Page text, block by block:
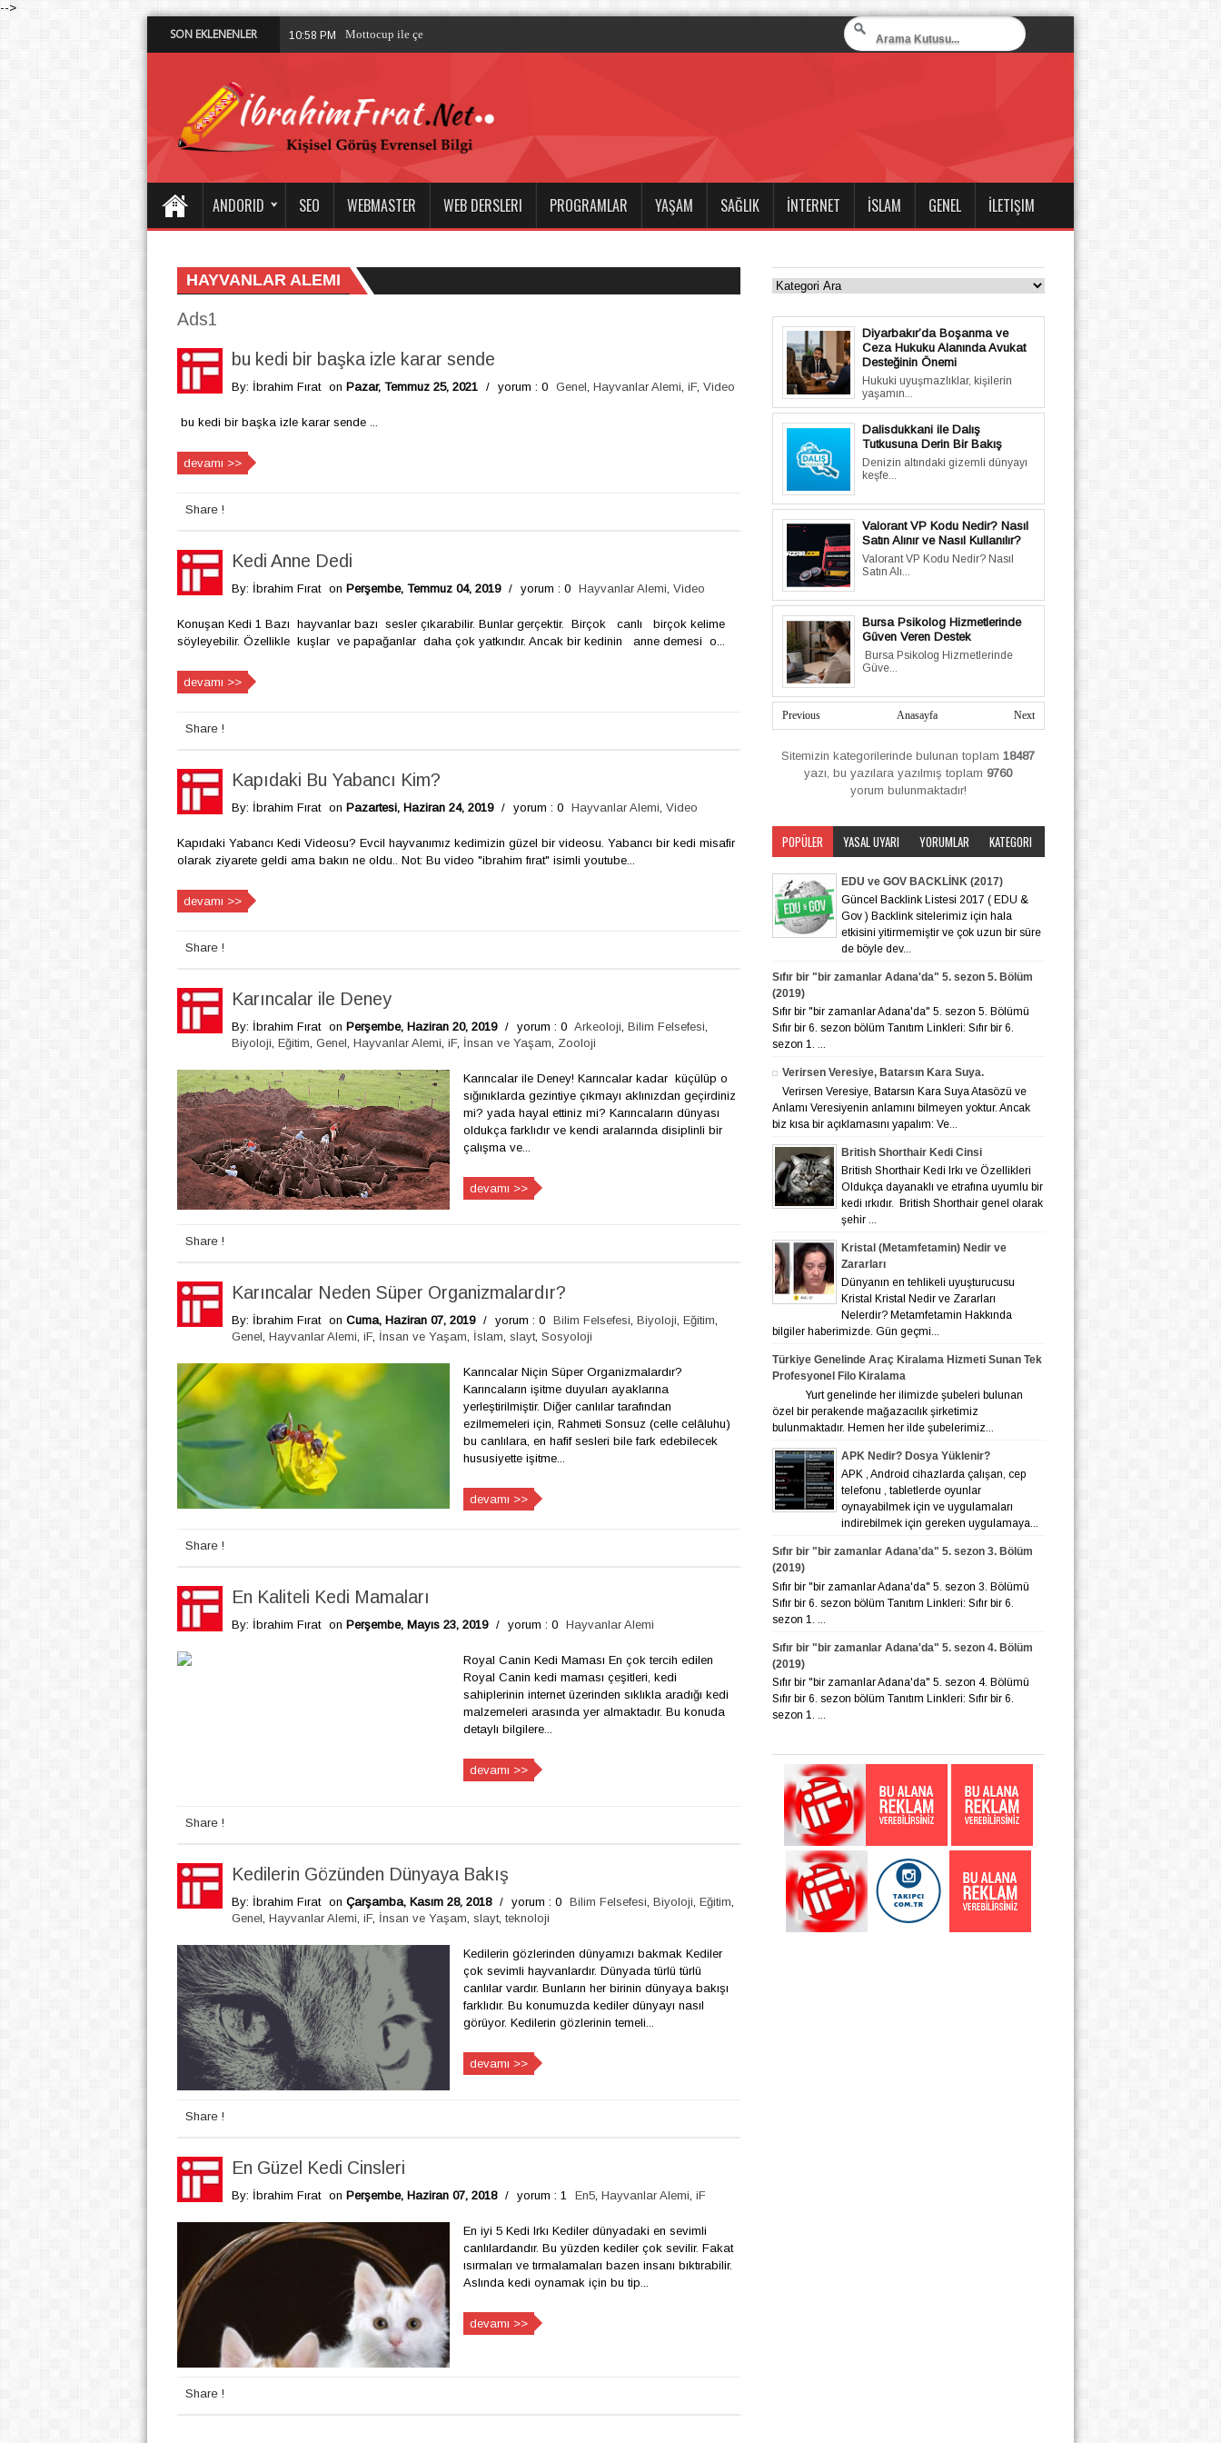
-->
SON EKLENENLER 10:58 PM Mottocup ile çevre dostu ve yenilikçi tek kulla
ANDORID SEO WEBMASTER WEB DERSLERI PROGRAMLAR YAŞAM SAĞLIK İNTERNET İSLAM GENEL İLETIŞIM
HAYVANLAR ALEMI
Ads1
bu kedi bir başka izle karar sende
By: İbrahim Fırat on Pazar, Temmuz 25, 2021 / yorum : 0 Genel Hayvanlar Alemi iF, Video
bu kedi bir başka izle karar sende ...
devamı >>
Share !
Kedi Anne Dedi
By: İbrahim Fırat on Perşembe, Temmuz 04, 2019 / yorum : 0 Hayvanlar Alemi Video
Konuşan Kedi 1 Bazı hayvanlar bazı sesler çıkarabilir. Bunlar gerçektir. Birçok canlı birçok kelime
söyleyebilir. Özellikle kuşlar ve papağanlar daha çok yatkındır. Ancak bir kedinin anne demesi o...
devamı >>
Share !
Kapıdaki Bu Yabancı Kim?
By: İbrahim Fırat on Pazartesi, Haziran 24, 2019 / yorum : 0 Hayvanlar Alemi Video
Kapıdaki Yabancı Kedi Videosu? Evcil hayvanımız kedimizin güzel bir videosu. Yabancı bir kedi misafir
olarak ziyarete geldi ama bakın ne oldu.. Not: Bu video "ibrahim fırat" isimli youtube...
devamı >>
Share !
Karıncalar ile Deney
By: İbrahim Fırat on Perşembe, Haziran 20, 2019 / yorum : 0 Arkeoloji Bilim Felsefesi
Biyoloji Eğitim Genel Hayvanlar Alemi iF, İnsan ve Yaşam Zooloji
Karıncalar ile Deney! Karıncalar kadar küçülüp o
sığınıklarda gezintiye çıkmayı aklınızdan geçirdiniz
mi? yada hayal ettiniz mi? Karıncaların dünyası
oldukça farklıdır ve kendi aralarında disiplinli bir
çalışma ve...
devamı >>
Share !
Karıncalar Neden Süper Organizmalardır?
By: İbrahim Fırat on Cuma, Haziran 07, 2019 / yorum : 0 Bilim Felsefesi Biyoloji Eğitim
Genel Hayvanlar Alemi iF, İnsan ve Yaşam İslam slayt, Sosyoloji
Karıncalar Niçin Süper Organizmalardır?
Karıncaların işitme duyuları ayaklarına
yerleştirilmiştir. Diğer canlılar tarafından
ezilmemeleri için, Rahmeti Sonsuz (celle celâluhu)
bu canlılara, en hafif sesleri bile fark edebilecek
hususiyette işitme...
devamı >>
Share !
En Kaliteli Kedi Mamaları
By: İbrahim Fırat on Perşembe, Mayıs 23, 2019 / yorum : 0 Hayvanlar Alemi
Royal Canin Kedi Maması En çok tercih edilen
Royal Canin kedi maması çeşitleri, kedi
sahiplerinin internet üzerinden sıklıkla aradığı kedi
malzemeleri arasında yer almaktadır. Bu konuda
detaylı bilgilere...
devamı >>
Share !
Kedilerin Gözünden Dünyaya Bakış
By: İbrahim Fırat on Çarşamba, Kasım 28, 2018 / yorum : 0 Bilim Felsefesi Biyoloji Eğitim
Genel Hayvanlar Alemi iF, İnsan ve Yaşam slayt, teknoloji
Kedilerin gözlerinden dünyamızı bakmak Kediler
çok sevimli hayvanlardır. Dünyada türlü türlü
canlılar vardır. Bunların her birinin dünyaya bakışı
farklıdır. Bu konumuzda kediler dünyayı nasıl
görüyor. Kedilerin gözlerinin temeli...
devamı >>
Share !
En Güzel Kedi Cinsleri
By: İbrahim Fırat on Perşembe, Haziran 07, 2018 / yorum : 1 En5, Hayvanlar Alemi iF
En iyi 5 Kedi Irkı Kediler dünyadaki en sevimli
canlılardandır. Bu yüzden kediler çok sevilir. Fakat
ısırmaları ve tırmalamaları bazen insanı bıktırabilir.
Aslında kedi oynamak için bu tip...
devamı >>
Share !
Diyarbakır’da Boşanma ve
Ceza Hukuku Alanında Avukat
Desteğinin Önemi
Hukuki uyuşmazlıklar, kişilerin
yaşamın...
Dalisdukkani ile Dalış
Tutkusuna Derin Bir Bakış
Denizin altındaki gizemli dünyayı
keşfe...
Valorant VP Kodu Nedir? Nasıl
Satın Alınır ve Nasıl Kullanılır?
Valorant VP Kodu Nedir? Nasıl
Satın Alı...
Bursa Psikolog Hizmetlerinde
Güven Veren Destek
Bursa Psikolog Hizmetlerinde
Güve...
Previous Next
Anasayfa
Sitemizin kategorilerinde bulunan toplam 18487
yazı, bu yazılara yazılmış toplam 9760
yorum bulunmaktadır!
POPÜLER YASAL UYARI YORUMLAR KATEGORI
EDU ve GOV BACKLİNK (2017)
Güncel Backlink Listesi 2017 ( EDU &
Gov ) Backlink sitelerimiz için hala
etkisini yitirmemiştir ve çok uzun bir süre
de böyle dev...
Sıfır bir "bir zamanlar Adana'da" 5. sezon 5. Bölüm
(2019)
Sıfır bir "bir zamanlar Adana'da" 5. sezon 5. Bölümü
Sıfır bir 6. sezon bölüm Tanıtım Linkleri: Sıfır bir 6.
sezon 1. ...
Verirsen Veresiye, Batarsın Kara Suya.
Verirsen Veresiye, Batarsın Kara Suya Atasözü ve
Anlamı Veresiyenin anlamını bilmeyen yoktur. Ancak
biz kısa bir açıklamasını yapalım: Ve...
British Shorthair Kedi Cinsi
British Shorthair Kedi Irkı ve Özellikleri
Oldukça dayanaklı ve etrafına uyumlu bir
kedi ırkıdır. British Shorthair genel olarak
şehir ...
Kristal (Metamfetamin) Nedir ve
Zararları
Dünyanın en tehlikeli uyuşturucusu
Kristal Kristal Nedir ve Zararları
Nelerdir? Metamfetamin Hakkında
bilgiler haberimizde. Gün geçmi...
Türkiye Genelinde Araç Kiralama Hizmeti Sunan Tek
Profesyonel Filo Kiralama
Yurt genelinde her ilimizde şubeleri bulunan
özel bir perakende mağazacılık şirketimiz
bulunmaktadır. Hemen her ilde şubelerimiz...
APK Nedir? Dosya Yüklenir?
APK , Android cihazlarda çalışan, cep
telefonu , tabletlerde oyunlar
oynayabilmek için ve uygulamaları
indirebilmek için gereken uygulamaya...
Sıfır bir "bir zamanlar Adana'da" 5. sezon 3. Bölüm
(2019)
Sıfır bir "bir zamanlar Adana'da" 5. sezon 3. Bölümü
Sıfır bir 6. sezon bölüm Tanıtım Linkleri: Sıfır bir 6.
sezon 1. ...
Sıfır bir "bir zamanlar Adana'da" 5. sezon 4. Bölüm
(2019)
Sıfır bir "bir zamanlar Adana'da" 5. sezon 4. Bölümü
Sıfır bir 6. sezon bölüm Tanıtım Linkleri: Sıfır bir 6.
sezon 1. ...